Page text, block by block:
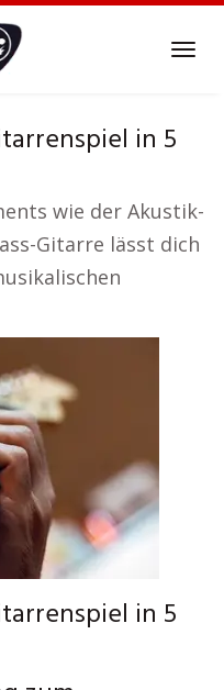
in 5
wie der Akustik-
Gitarre lässt dich
in 5